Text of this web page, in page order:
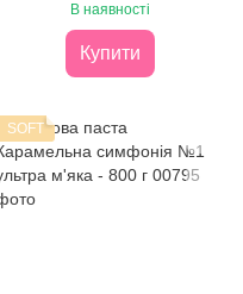
В наявності
Купити
SOFT